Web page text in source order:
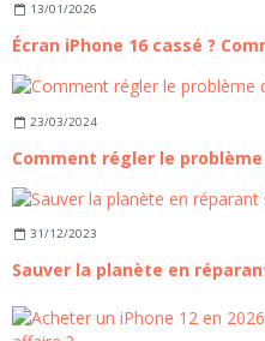
13/01/2026
23/03/2024
31/12/2023